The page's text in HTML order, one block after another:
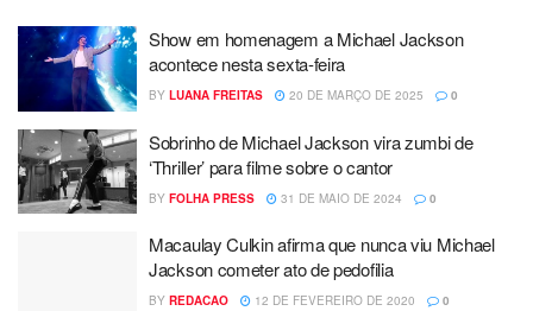
Show em homenagem a Michael Jackson
acontece nesta sexta-feira
BY LUANA FREITAS 20 DE MARÇO DE 2025 0
Sobrinho de Michael Jackson vira zumbi de
‘Thriller’ para filme sobre o cantor
BY FOLHA PRESS 31 DE MAIO DE 2024 0
Macaulay Culkin afirma que nunca viu Michael
Jackson cometer ato de pedofilia
BY REDACAO 12 DE FEVEREIRO DE 2020 0